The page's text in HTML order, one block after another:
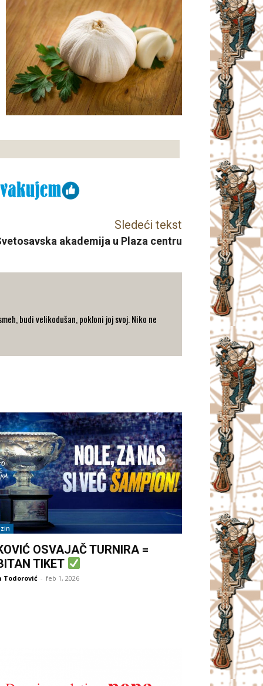
Sledeći tekst
akademija u Plaza centru
budi velikodušan, pokloni joj svoj. Niko ne
OSVAJAČ TURNIRA =
TIKET
Todorović - feb 1, 2026